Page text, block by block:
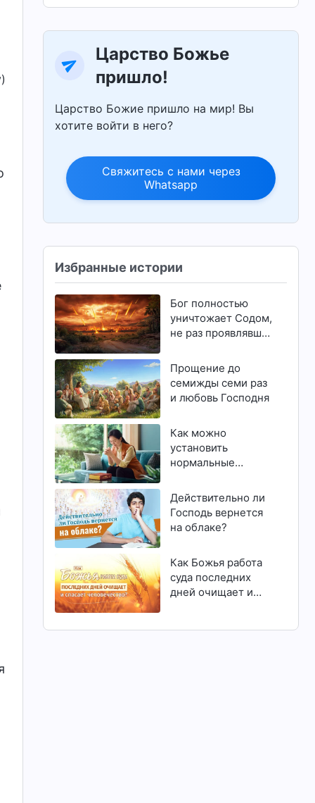
Царство Божье
пришло!
Царство Божие пришло на мир! Вы
хотите войти в него?
Свяжитесь с нами через
Whatsapp
Избранные истории
Бог полностью
уничтожает Содом,
не раз проявлявший
враждебность и
противление
Прощение до
семижды семи раз
и любовь Господня
Как можно
установить
нормальные
Действительно ли
Господь вернется
на облаке?
Как Божья работа
суда последних
дней очищает и